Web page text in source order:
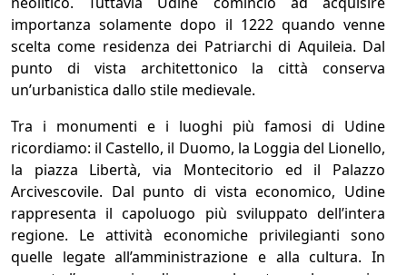
importanza solamente dopo il 1222 quando venne
scelta come residenza dei Patriarchi di Aquileia. Dal
punto di vista architettonico la città conserva
un’urbanistica dallo stile medievale.
Tra i monumenti e i luoghi più famosi di Udine
ricordiamo: il Castello, il Duomo, la Loggia del Lionello,
la piazza Libertà, via Montecitorio ed il Palazzo
Arcivescovile. Dal punto di vista economico, Udine
rappresenta il capoluogo più sviluppato dell’intera
regione. Le attività economiche privilegianti sono
quelle legate all’amministrazione e alla cultura. In